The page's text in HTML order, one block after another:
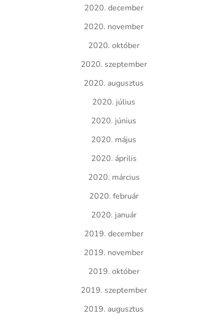
2020. december
2020. november
2020. október
2020. szeptember
2020. augusztus
2020. július
2020. június
2020. május
2020. április
2020. március
2020. február
2020. január
2019. december
2019. november
2019. október
2019. szeptember
2019. augusztus